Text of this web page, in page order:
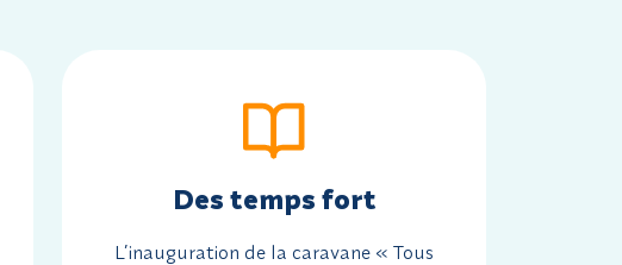
Des temps fort
L’inauguration de la caravane « Tous